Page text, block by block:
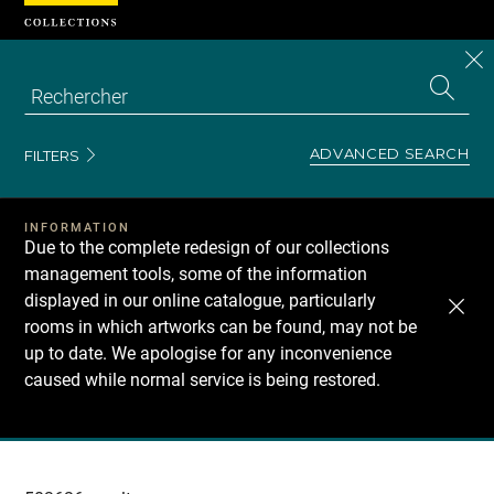
FILTERS ADVANCED SEARCH
INFORMATION
Due to the complete redesign of our collections
management tools, some of the information
displayed in our online catalogue, particularly
rooms in which artworks can be found, may not be
up to date. We apologise for any inconvenience
caused while normal service is being restored.
Recherche
Cookies management panel